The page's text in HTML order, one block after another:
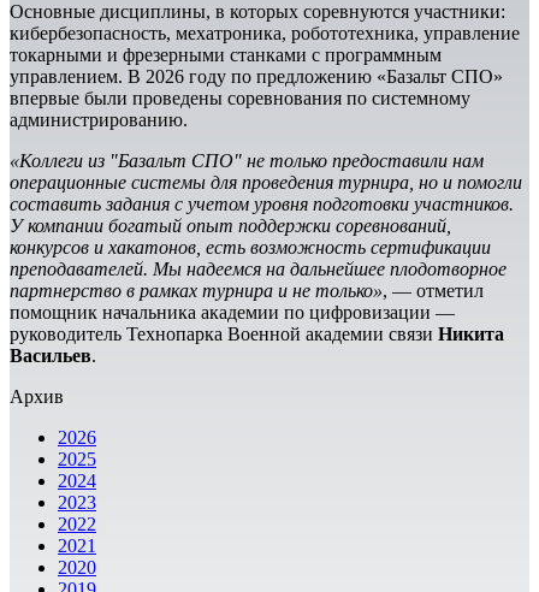
Основные дисциплины, в которых соревнуются участники:
кибербезопасность, мехатроника, робототехника, управление
токарными и фрезерными станками с программным
управлением. В 2026 году по предложению «Базальт СПО»
впервые были проведены соревнования по системному
администрированию.
«Коллеги из "Базальт СПО" не только предоставили нам
операционные системы для проведения турнира, но и помогли
составить задания с учетом уровня подготовки участников.
У компании богатый опыт поддержки соревнований,
конкурсов и хакатонов, есть возможность сертификации
преподавателей. Мы надеемся на дальнейшее плодотворное
партнерство в рамках турнира и не только», — отметил
помощник начальника академии по цифровизации —
руководитель Технопарка Военной академии связи Никита
Васильев.
Архив
2026
2025
2024
2023
2022
2021
2020